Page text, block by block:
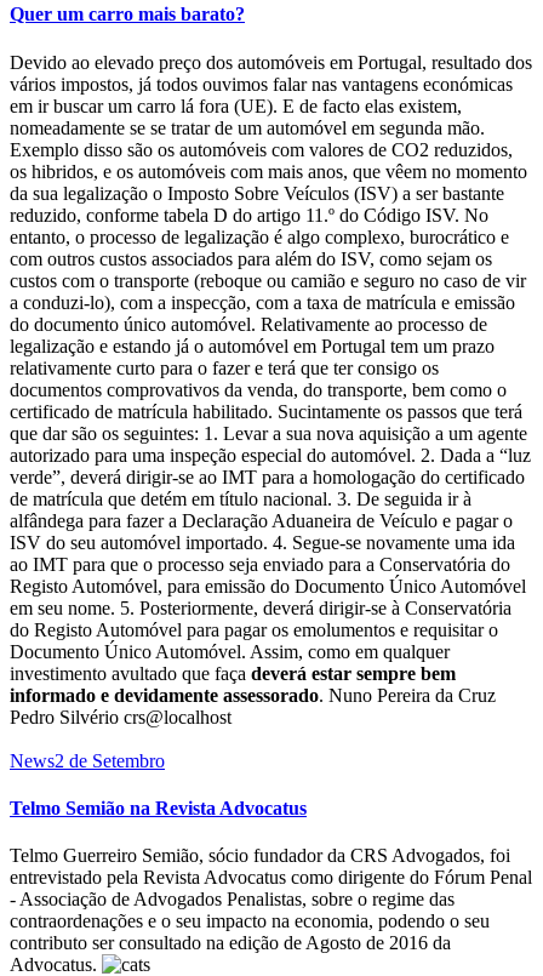
Quer um carro mais barato?
Devido ao elevado preço dos automóveis em Portugal, resultado dos
vários impostos, já todos ouvimos falar nas vantagens económicas
em ir buscar um carro lá fora (UE). E de facto elas existem,
nomeadamente se se tratar de um automóvel em segunda mão.
Exemplo disso são os automóveis com valores de CO2 reduzidos,
os hibridos, e os automóveis com mais anos, que vêem no momento
da sua legalização o Imposto Sobre Veículos (ISV) a ser bastante
reduzido, conforme tabela D do artigo 11.º do Código ISV. No
entanto, o processo de legalização é algo complexo, burocrático e
com outros custos associados para além do ISV, como sejam os
custos com o transporte (reboque ou camião e seguro no caso de vir
a conduzi-lo), com a inspecção, com a taxa de matrícula e emissão
do documento único automóvel. Relativamente ao processo de
legalização e estando já o automóvel em Portugal tem um prazo
relativamente curto para o fazer e terá que ter consigo os
documentos comprovativos da venda, do transporte, bem como o
certificado de matrícula habilitado. Sucintamente os passos que terá
que dar são os seguintes: 1. Levar a sua nova aquisição a um agente
autorizado para uma inspeção especial do automóvel. 2. Dada a “luz
verde”, deverá dirigir-se ao IMT para a homologação do certificado
de matrícula que detém em título nacional. 3. De seguida ir à
alfândega para fazer a Declaração Aduaneira de Veículo e pagar o
ISV do seu automóvel importado. 4. Segue-se novamente uma ida
ao IMT para que o processo seja enviado para a Conservatória do
Registo Automóvel, para emissão do Documento Único Automóvel
em seu nome. 5. Posteriormente, deverá dirigir-se à Conservatória
do Registo Automóvel para pagar os emolumentos e requisitar o
Documento Único Automóvel. Assim, como em qualquer
investimento avultado que faça deverá estar sempre bem
informado e devidamente assessorado. Nuno Pereira da Cruz
Pedro Silvério crs@localhost
News2 de Setembro
Telmo Semião na Revista Advocatus
Telmo Guerreiro Semião, sócio fundador da CRS Advogados, foi
entrevistado pela Revista Advocatus como dirigente do Fórum Penal
- Associação de Advogados Penalistas, sobre o regime das
contraordenações e o seu impacto na economia, podendo o seu
contributo ser consultado na edição de Agosto de 2016 da
Advocatus.